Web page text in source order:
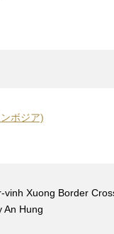
ボジア)
vinh Xuong Border
An Hung